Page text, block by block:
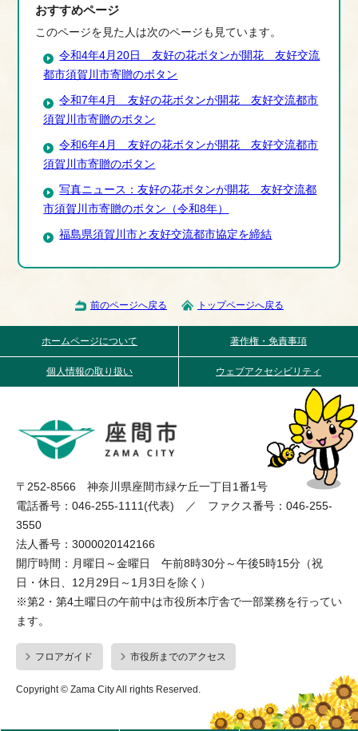
おすすめページ
このページを見た人は次のページも見ています。
令和4年4月20日 友好の花ボタンが開花 友好交流
都市須賀川市寄贈のボタン
令和7年4月 友好の花ボタンが開花 友好交流都市
須賀川市寄贈のボタン
令和6年4月 友好の花ボタンが開花 友好交流都市
須賀川市寄贈のボタン
写真ニュース：友好の花ボタンが開花 友好交流都
市須賀川市寄贈のボタン（令和8年）
福島県須賀川市と友好交流都市協定を締結
前のページへ戻る トップページへ戻る
ホームページについて 著作権・免責事項
個人情報の取り扱い ウェブアクセシビリティ
〒252-8566 神奈川県座間市緑ケ丘一丁目1番1号
電話番号：046-255-1111(代表) ／ ファクス番号：046-255-
3550
法人番号：3000020142166
開庁時間：月曜日～金曜日 午前8時30分～午後5時15分（祝
日・休日、12月29日～1月3日を除く）
※第2・第4土曜日の午前中は市役所本庁舎で一部業務を行ってい
ます。
フロアガイド 市役所までのアクセス
Copyright © Zama City All rights Reserved.